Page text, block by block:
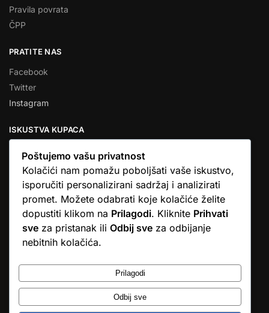
Pravila povrata
ČPP
PRATITE NAS
Facebook
Twitter
Instagram
ISKUSTVA KUPACA
★★★★★
… Ono što me se dojmilo je ljudski pristup i njihova briga da
dobijem što sam naručio. U većini web shopova nitko vas ne
zove, samo otkažu narudžbu. …
Stjepan D.M.
© Argus elektronika d.o.o.
Poštujemo vašu privatnost
Kolačići nam pomažu poboljšati vaše iskustvo,
isporučiti personalizirani sadržaj i analizirati
promet. Možete odabrati koje kolačiće želite
dopustiti klikom na Prilagodi. Kliknite Prihvati
sve za pristanak ili Odbij sve za odbijanje
nebitnih kolačića.
Prilagodi
Odbij sve